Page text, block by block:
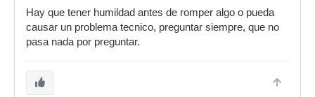
Hay que tener humildad antes de romper algo o pueda
causar un problema tecnico, preguntar siempre, que no
pasa nada por preguntar.